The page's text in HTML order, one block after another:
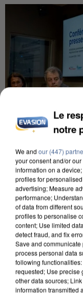
INCENDIES :
DE SOLIDARITÉ
Le
notre
We and our (447)
your consent and/or
information on a
profiles for
advertising; Measure
performance;
of data from different
profiles to personalise
content; Use limited
detect fraud, and fix
Save and
process personal data
following
requested; Use precise
other data sources;
information transmitted